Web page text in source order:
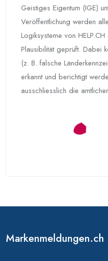
Geistiges Eigentum (IGE)
Veröffentlichung werden
Logiksysteme von
Plausibilität geprüft. Dabei
(z. B. falsche
erkannt und berichtigt
ausschliesslich die
Markenmeldungen.ch